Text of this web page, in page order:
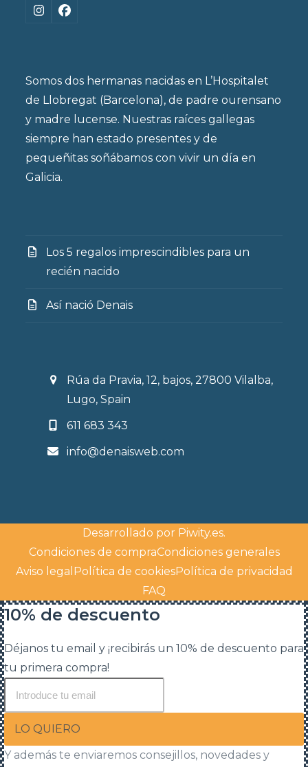
Instagram
Facebook
Somos dos hermanas nacidas en L’Hospitalet
de Llobregat (Barcelona), de padre ourensano
y madre lucense. Nuestras raíces gallegas
siempre han estado presentes y de
pequeñitas soñábamos con vivir un día en
Galicia.
Los 5 regalos imprescindibles para un
recién nacido
Así nació Denais
Rúa da Pravia, 12, bajos, 27800 Vilalba,
Lugo, Spain
611 683 343
info@denaisweb.com
Desarrollado por Piwity.es.
Condiciones de compraCondiciones generales
Aviso legal Política de cookiesPolítica de privacidad
FAQ
10% de descuento
Déjanos tu email y ¡recibirás un 10% de descuento para
tu primera compra!
LO QUIERO
Y además te enviaremos consejillos, novedades y